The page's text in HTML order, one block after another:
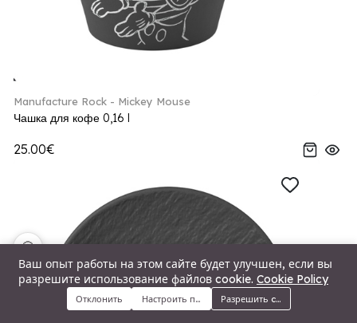
Меню Категории Поиск Корзина
Manufacture Rock - Mickey Mouse
Чашка для кофе 0,16 l
25.00€
Ваш опыт работы на этом сайте будет улучшен, если вы
разрешите использование файлов cookie. Cookie Policy
Отклонить Настроить предпочтенияРазрешить cookie
🍪